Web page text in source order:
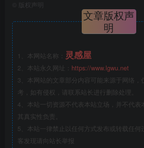
拓扑空间的层级化：公园采用了多层
顶层作为快速流动的骑行与慢跑径
半开放的阴影空间，为访客提供休憩
层则直接面向水岸，通过自然化的植
界。
基础设施的视觉锚点：防汛墙的改造
号意义。其流畅的几何线条在视觉上
重感，在功能上则成为了引导人流
版权声明
文章版权声
明
1、本网站名称： 灵感屋
2、本站永久网址： https://www.lgwu.net
3、本网站的文章部分内容可能来源于网络，
考，如有侵权，请联系站长进行删除处理。
4、本站一切资源不代表本站立场，并不代表
其真实性负责。
5、本站一律禁止以任何方式发布或转载任何
客发现请向站长举报